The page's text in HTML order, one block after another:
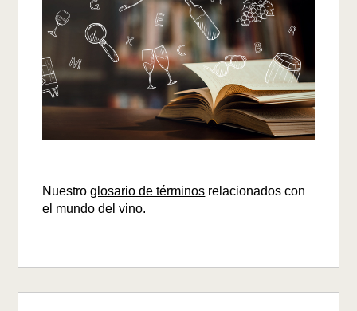
Nuestroglosario de términos relacionados con
el mundo del vino.